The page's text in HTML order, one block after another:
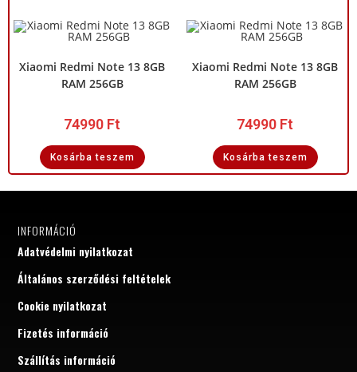
Xiaomi Redmi Note 13 8GB
RAM 256GB
74990 Ft
Kosárba teszem
Xiaomi Redmi Note 13 8GB
RAM 256GB
74990 Ft
Kosárba teszem
INFORMÁCIÓ
Adatvédelmi nyilatkozat
Általános szerződési feltételek
Cookie nyilatkozat
Fizetés információ
Szállítás információ